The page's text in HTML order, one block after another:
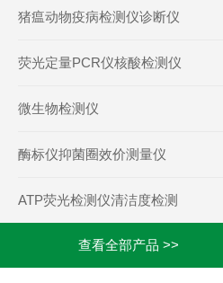
猪瘟动物疫病检测仪诊断仪
荧光定量PCR仪核酸检测仪
微生物检测仪
酶标仪抑菌圈效价测量仪
ATP荧光检测仪清洁度检测
查看全部产品 >>